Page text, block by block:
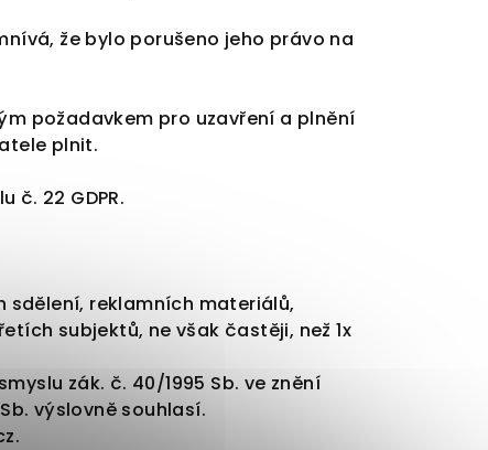
že bylo porušeno jeho právo na
požadavkem pro uzavření a plnění
plnit.
č. 22 GDPR.
sdělení, reklamních materiálů,
subjektů, ne však častěji, než 1x
zák. č. 40/1995 Sb. ve znění
výslovně souhlasí.